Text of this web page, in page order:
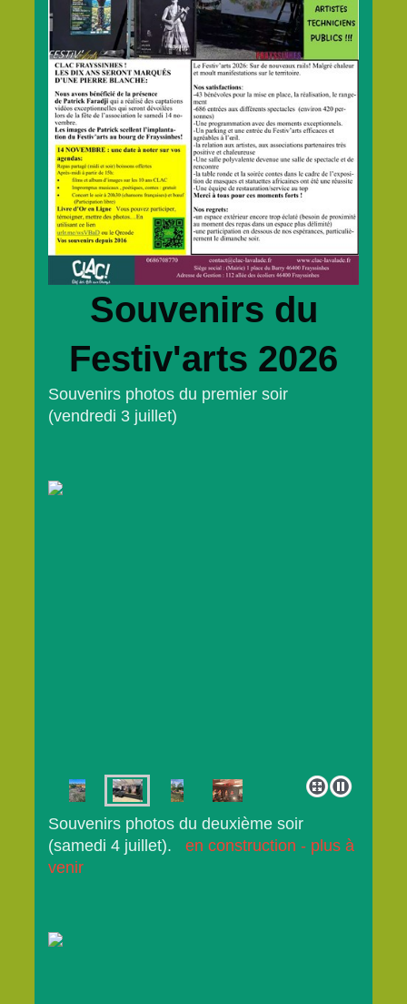
Souvenirs du
Festiv'arts 2026
Souvenirs photos du premier soir
(vendredi 3 juillet)
Souvenirs photos du deuxième soir
(samedi 4 juillet).
en construction - plus à
venir